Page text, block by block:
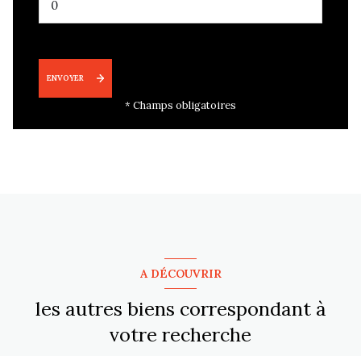
ENVOYER
* Champs obligatoires
A DÉCOUVRIR
les autres biens correspondant à
votre recherche